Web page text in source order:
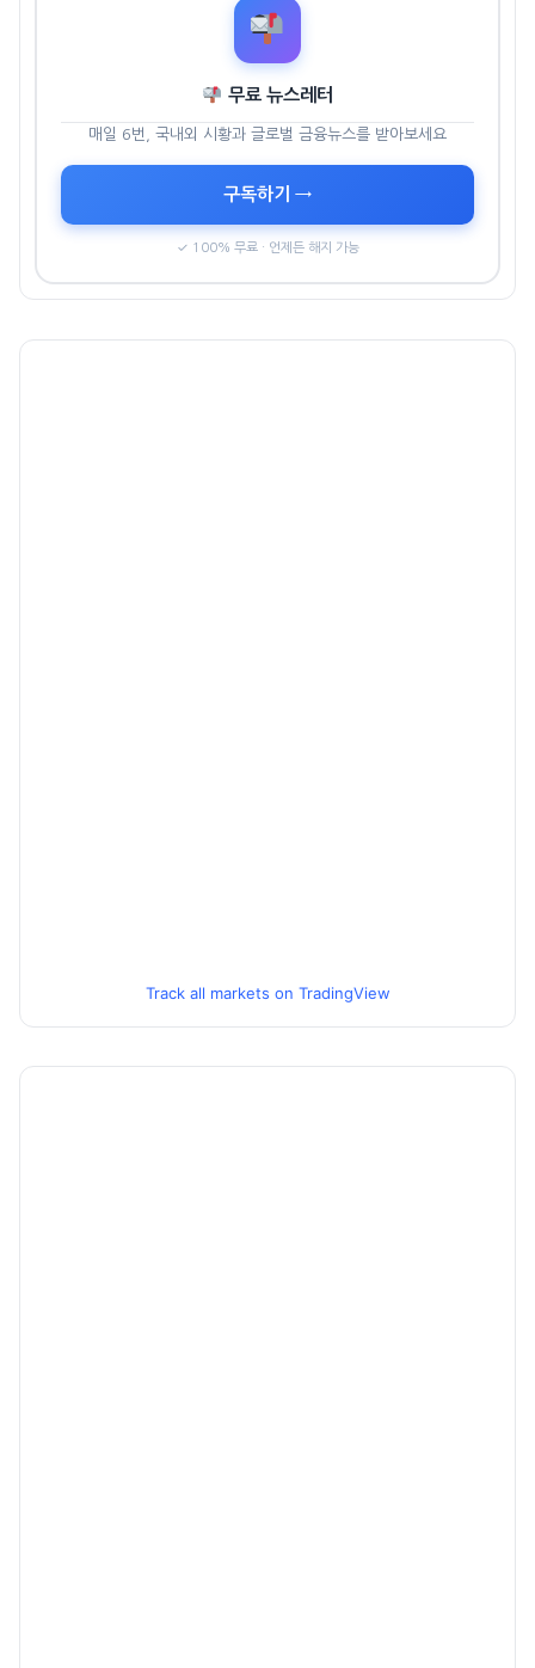
무료 뉴스레터
매일 6번, 국내외 시황과 글로벌 금융뉴스를 받아보세요
구독하기 →
✓ 100% 무료 · 언제든 해지 가능
Track all markets on TradingView